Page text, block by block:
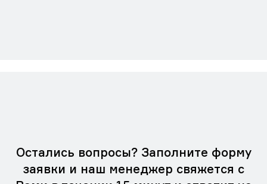
Остались вопросы? Заполните форму
заявки и наш менеджер свяжется с